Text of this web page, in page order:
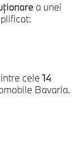
a unei
cele 14
Bavaria.